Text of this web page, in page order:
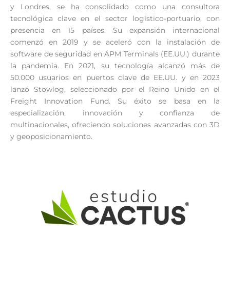
y Londres, se ha consolidado como una consultora
tecnológica clave en el sector logístico-portuario, con
presencia en 15 países. Su expansión internacional
comenzó en 2019 y se aceleró con la instalación de
software de seguridad en APM Terminals (EE.UU.) durante
la pandemia. En 2021, su tecnología alcanzó más de
50.000 usuarios en puertos clave de EE.UU. y en 2023
lanzó Stowlog, seleccionado por el Reino Unido en el
Freight Innovation Fund. Su éxito se basa en la
especialización, innovación y confianza de
multinacionales, ofreciendo soluciones avanzadas con 3D
y geoposicionamiento.